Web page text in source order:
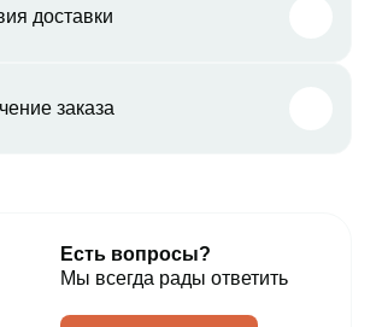
доставки
заказа
Есть вопросы?
Мы всегда рады ответить